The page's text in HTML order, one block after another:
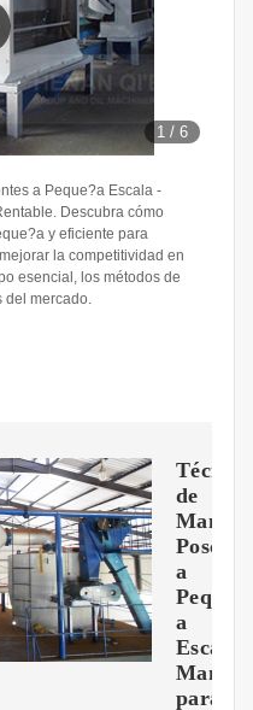
1 /6
a Peque?a Escala -
Descubra cómo
y eficiente para
la competitividad en
esencial, los métodos de
del mercado.
de
Manejo
a
Peque?
a
Escala:
Manual
para